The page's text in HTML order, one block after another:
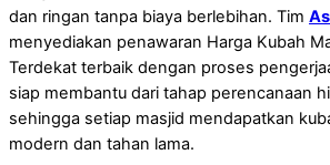
dan ringan tanpa biaya berlebihan. Tim
menyediakan penawaran Harga Kubah
Terdekat terbaik dengan proses
siap membantu dari tahap perencanaan
sehingga setiap masjid mendapatkan
modern dan tahan lama.